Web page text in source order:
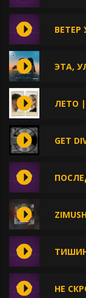
ВЕТЕР
ЭТА,
ЛЕТО |
GET
НЕ